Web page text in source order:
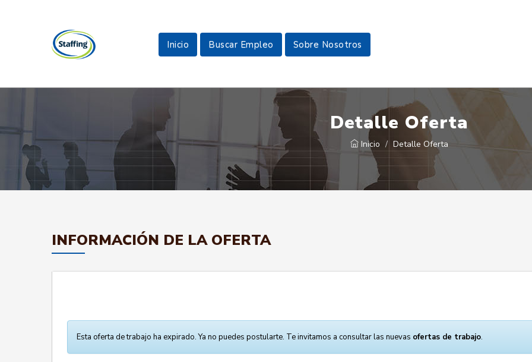
Inicio Buscar Empleo Sobre Nosotros
Detalle Oferta
Inicio Detalle Oferta
INFORMACIÓN DE LA OFERTA
Esta oferta de trabajo ha expirado. Ya no puedes postularte. Te invitamos a consultar las nuevas ofertas de trabajo.